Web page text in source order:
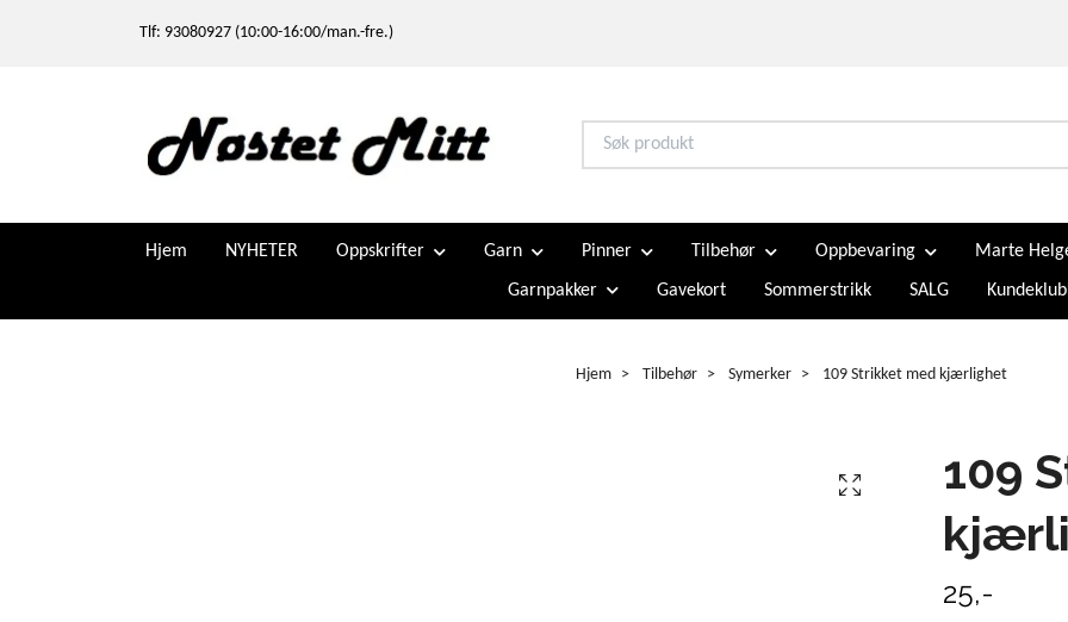
Tlf: 93080927 (10:00-16:00/man.-fre.)
Hjem NYHETER Oppskrifter Garn Pinner Tilbehør Oppbevaring Marte
Garnpakker Gavekort Sommerstrikk SALG
Hjem Tilbehør Symerker 109 Strikket med kjærlighet
109
25,-